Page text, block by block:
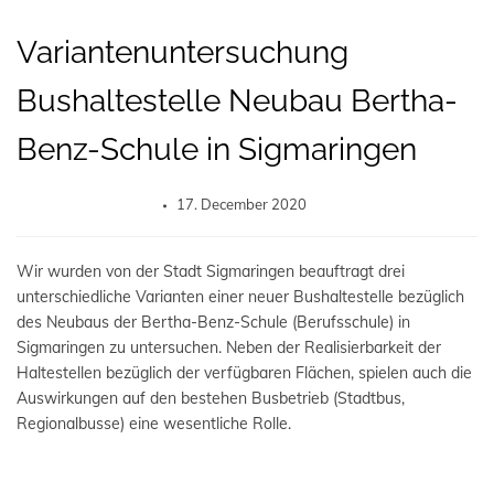
Variantenuntersuchung
Bushaltestelle Neubau Bertha-
Benz-Schule in Sigmaringen
17. December 2020
Wir wurden von der Stadt Sigmaringen beauftragt drei
unterschiedliche Varianten einer neuer Bushaltestelle bezüglich
des Neubaus der Bertha-Benz-Schule (Berufsschule) in
Sigmaringen zu untersuchen. Neben der Realisierbarkeit der
Haltestellen bezüglich der verfügbaren Flächen, spielen auch die
Auswirkungen auf den bestehen Busbetrieb (Stadtbus,
Regionalbusse) eine wesentliche Rolle.